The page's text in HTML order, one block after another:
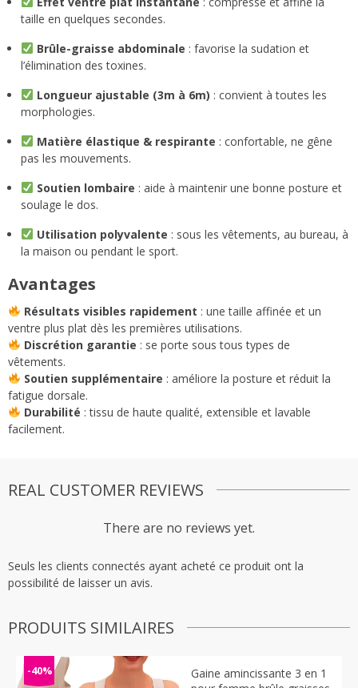
taille en quelques secondes.
Brûle-graisse abdominale : favorise la sudation et
l’élimination des toxines.
Longueur ajustable (3m à 6m) : convient à toutes les
morphologies.
Matière élastique & respirante : confortable, ne gêne
pas les mouvements.
Soutien lombaire : aide à maintenir une bonne posture et
soulage le dos.
Utilisation polyvalente : sous les vêtements, au bureau, à
la maison ou pendant le sport.
Avantages
Résultats visibles rapidement : une taille affinée et un
ventre plus plat dès les premières utilisations.
Discrétion garantie : se porte sous tous types de
vêtements.
Soutien supplémentaire : améliore la posture et réduit la
fatigue dorsale.
Durabilité : tissu de haute qualité, extensible et lavable
facilement.
REAL CUSTOMER REVIEWS
There are no reviews yet.
Seuls les clients connectés ayant acheté ce produit ont la
possibilité de laisser un avis.
PRODUITS SIMILAIRES
-40%
Gaine amincissante 3 en 1